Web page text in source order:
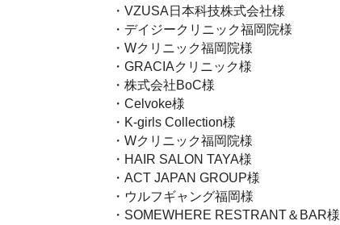
・VZUSA日本科技株式会社様
・デイジークリニック福岡院様
・Wクリニック福岡院様
・GRACIAクリニック様
・株式会社BoC様
・Celvoke様
・K-girls Collection様
・Wクリニック福岡院様
・HAIR SALON TAYA様
・ACT JAPAN GROUP様
・ウルフギャング福岡様
・SOMEWHERE RESTRANT＆BAR様